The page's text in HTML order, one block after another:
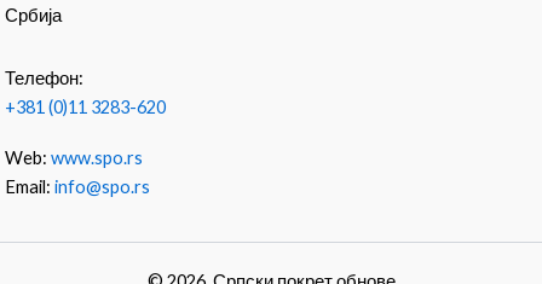
Србија
Телефон:
+381 (0)11 3283-620
Web:www.spo.rs
Email:info@spo.rs